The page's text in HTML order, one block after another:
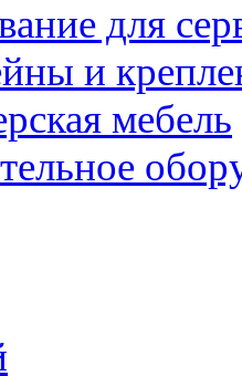
для
и
мебель